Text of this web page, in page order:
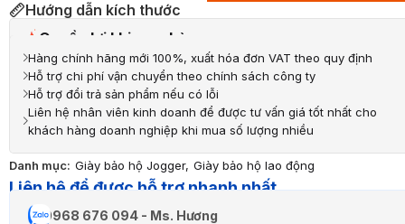
Hướng dẫn kích thước
Quyền lợi khi mua hàng
Hàng chính hãng mới 100%, xuất hóa đơn VAT theo quy định
Hỗ trợ chi phí vận chuyển theo chính sách công ty
Hỗ trợ đổi trả sản phẩm nếu có lỗi
Liên hệ nhân viên kinh doanh để được tư vấn giá tốt nhất cho
khách hàng doanh nghiệp khi mua số lượng nhiều
Danh mục: Giày bảo hộ Jogger, Giày bảo hộ lao động
Liên hệ để được hỗ trợ nhanh nhất
0968 676 094 - Ms. Hương